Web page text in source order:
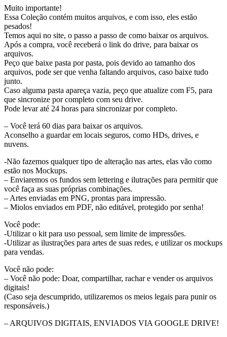
Muito importante!
Essa Coleção contém muitos arquivos, e com isso, eles estão
pesados!
Temos aqui no site, o passo a passo de como baixar os arquivos.
Após a compra, você receberá o link do drive, para baixar os
arquivos.
Peço que baixe pasta por pasta, pois devido ao tamanho dos
arquivos, pode ser que venha faltando arquivos, caso baixe tudo
junto.
Caso alguma pasta apareça vazia, peço que atualize com F5, para
que sincronize por completo com seu drive.
Pode levar até 24 horas para sincronizar por completo.
– Você terá 60 dias para baixar os arquivos.
Aconselho a guardar em locais seguros, como HDs, drives, e
nuvens.
-Não fazemos qualquer tipo de alteração nas artes, elas vão como
estão nos Mockups.
– Enviaremos os fundos sem lettering e ilutrações para permitir que
você faça as suas próprias combinações.
– Artes enviadas em PNG, prontas para impressão.
– Miolos enviados em PDF, não editável, protegido por senha!
Você pode:
-Utilizar o kit para uso pessoal, sem limite de impressões.
-Utilizar as ilustrações para artes de suas redes, e utilizar os mockups
para vendas.
Você não pode:
– Você não pode: Doar, compartilhar, rachar e vender os arquivos
digitais!
(Caso seja descumprido, utilizaremos os meios legais para punir os
responsáveis.)
– ARQUIVOS DIGITAIS, ENVIADOS VIA GOOGLE DRIVE!